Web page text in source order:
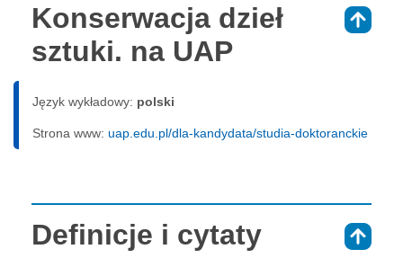
Konserwacja dzieł
sztuki. na UAP
Język wykładowy: polski
Strona www: uap.edu.pl/dla-kandydata/studia-doktoranckie
Definicje i cytaty